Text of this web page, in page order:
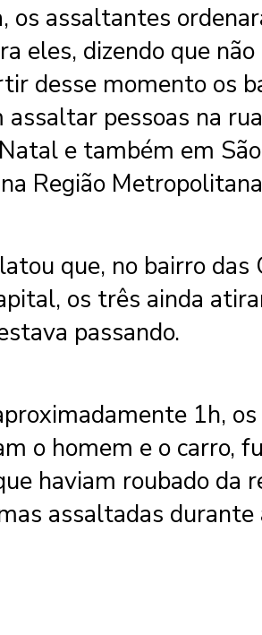
os assaltantes
eles, dizendo que
desse momento os
assaltar pessoas na
e também em
Região
que, no bairro das
os três ainda
passando.
1h,
o homem e o carro,
haviam roubado da
assaltadas durante